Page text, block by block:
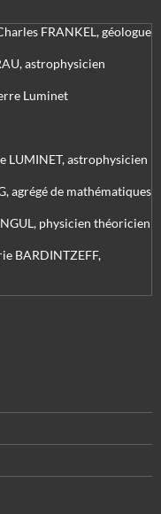
FRANKEL, géologue
astrophysicien
Luminet
LUMINET, astrophysicien
agrégé de mathématiques
physicien théoricien
BARDINTZEFF,